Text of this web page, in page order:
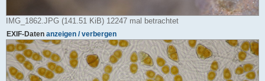
IMG_1862.JPG (141.51 KiB) 12247 mal betrachtet
EXIF-Daten anzeigen / verbergen